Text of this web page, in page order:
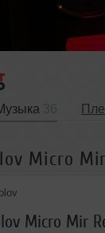
Micro
Micro Mir